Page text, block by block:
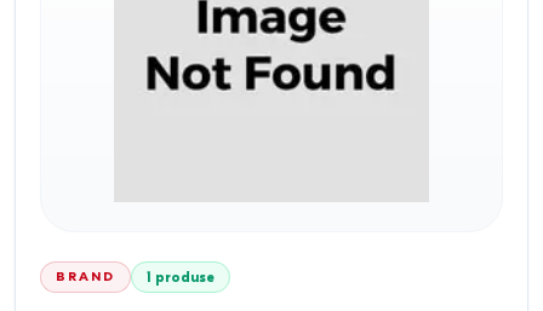
BRAND 1 produse